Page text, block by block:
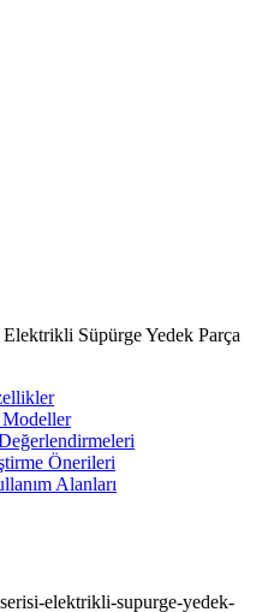
Süpürge Yedek Parça
Önerileri
Alanları
elektrikli-supurge-yedek-